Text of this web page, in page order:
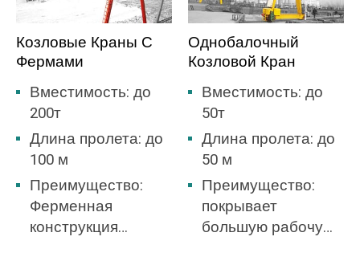
Козловые Краны С
Фермами
Вместимость: до
200т
Длина пролета: до
100 м
Преимущество:
Ферменная
конструкция
Однобалочный
Козловой Кран
Вместимость: до
50т
Длина пролета: до
50 м
Преимущество:
покрывает
большую рабочую